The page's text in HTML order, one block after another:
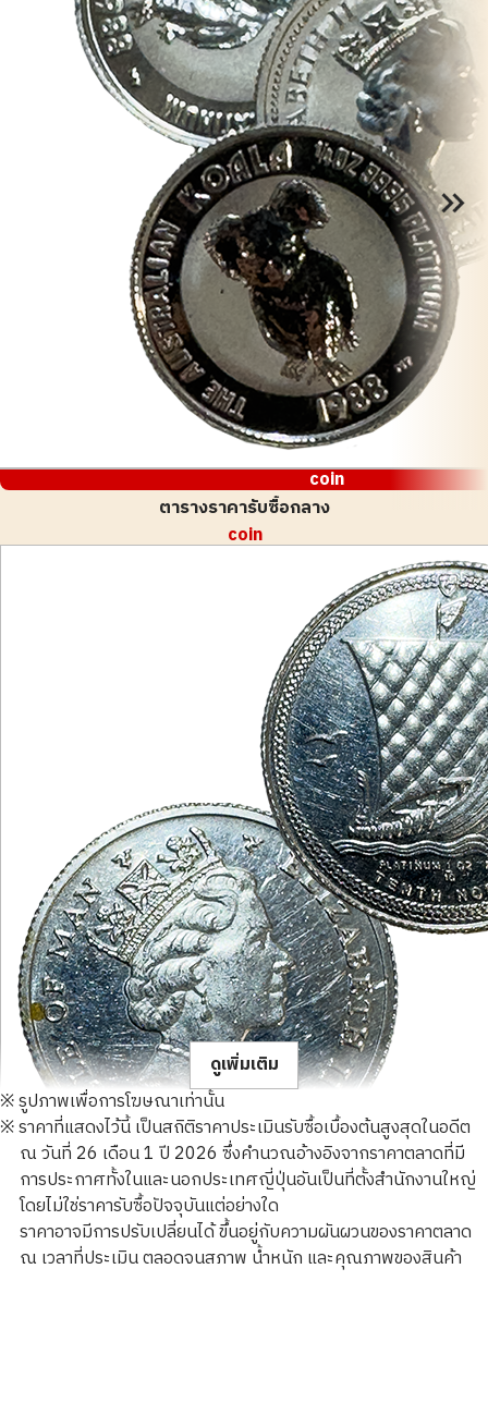
coin
ตารางราคารับซื้อกลาง
coin
Platinum (Pt1000) Isle of Man Noble Coin 1/4oz
3.1g
ราคารับซื้ออ้างอิง
ดูเพิ่มเติม
※ รูปภาพเพื่อการโฆษณาเท่านั้น
※ ราคาที่แสดงไว้นี้ เป็นสถิติราคาประเมินรับซื้อเบื้องต้นสูงสุดในอดีต
ณ วันที่ 26 เดือน 1 ปี 2026 ซึ่งคำนวณอ้างอิงจากราคาตลาดที่มี
การประกาศทั้งในและนอกประเทศญี่ปุ่นอันเป็นที่ตั้งสำนักงานใหญ่
โดยไม่ใช่ราคารับซื้อปัจจุบันแต่อย่างใด
ราคาอาจมีการปรับเปลี่ยนได้ ขึ้นอยู่กับความผันผวนของราคาตลาด
ณ เวลาที่ประเมิน ตลอดจนสภาพ น้ำหนัก และคุณภาพของสินค้า